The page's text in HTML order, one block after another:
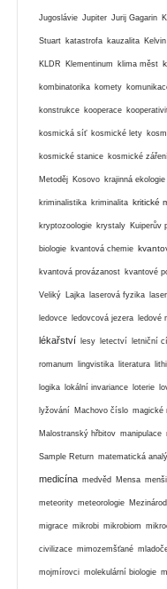
Jugoslávie Jupiter Jurij Gagarin
Stuart katastrofa kauzalita Kelvin
KLDR Klementinum klima měst
kombinatorika komety
konstrukce kooperace
kosmická síť kosmické lety
kosmické stanice kosmické záření
Metoděj Kosovo krajinná ekologie
kriminalistika kriminalita kritické
kryptozoologie krystaly Kuiperův
biologie kvantová chemie
kvantová provázanost kvantové
Veliký Lajka laserová fyzika
ledovce ledovcová jezera ledové
lékařství lesy letectví letniční
romanum lingvistika literatura
logika lokální invariance loterie
lyžování Machovo číslo magické
Malostranský hřbitov manipulace
Sample Return matematická
medicína medvěd Mensa
meteority meteorologie
migrace mikrobi mikrobiom
civilizace mimozemšťané
mojmírovci molekulární biologie